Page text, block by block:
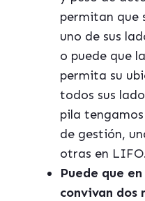
permitan que
uno de sus
o puede que
permita su
todos sus
pila
de gestión,
otras en LIFO.
Puede que
convivan dos